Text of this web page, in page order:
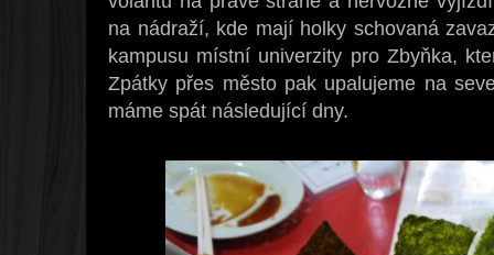
na nádraží, kde mají holky schovaná
kampusu místní univerzity pro Zbyňka,
Zpátky přes město pak upalujeme na
máme spát následující dny.